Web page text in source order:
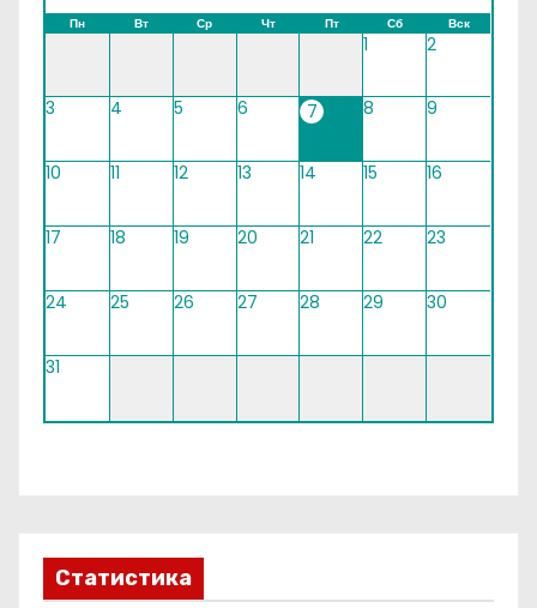
Пн Вт Ср Чт Пт Сб Вск
1 2
3 4 5 6 7 8 9
10 11 12 13 14 15 16
17 18 19 20 21 22 23
24 25 26 27 28 29 30
31
Статистика